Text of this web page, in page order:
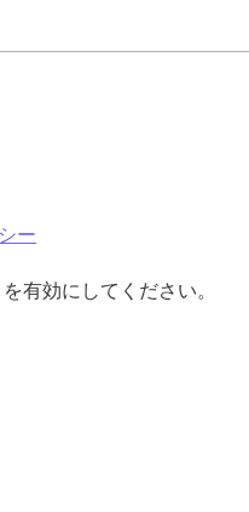
ー
有効にしてください。